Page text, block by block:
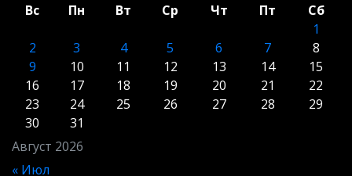
Август 2026
Вс Пн Вт Ср Чт Пт
Сб
1
2
3 4 5 6 7
8
9
10 11 12 13 14
15
16
17 18 19 20 21
22
23
24 25 26 27 28
29
30
31
« Июл